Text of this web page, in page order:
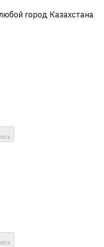
город Казахстана